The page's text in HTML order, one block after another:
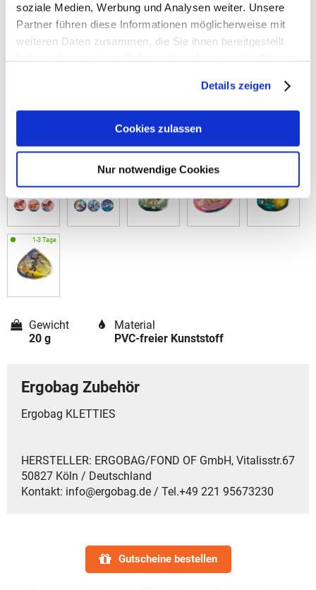
soziale Medien, Werbung und Analysen weiter. Unsere
Partner führen diese Informationen möglicherweise mit
weiteren Daten zusammen, die Sie ihnen bereitgestellt
Details zeigen
Cookies zulassen
Nur notwendige Cookies
Gewicht
20 g
Material
PVC-freier Kunststoff
Ergobag Zubehör
Ergobag KLETTIES
HERSTELLER: ERGOBAG/FOND OF GmbH, Vitalisstr.67
50827 Köln / Deutschland
Kontakt: info@ergobag.de / Tel.+49 221 95673230
Gutscheine bestellen